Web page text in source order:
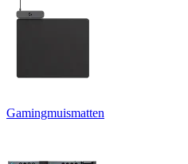
Gamingmuismatten